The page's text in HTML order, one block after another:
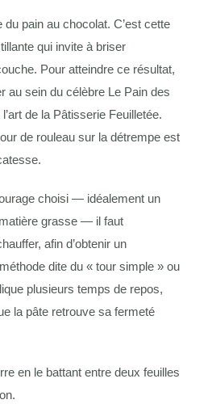
du pain au chocolat. C’est cette
qui invite à briser
Pour atteindre ce résultat,
au sein du célèbre Le Pain des
de la Pâtisserie Feuilletée.
de rouleau sur la détrempe est
choisi — idéalement un
grasse — il faut
afin d’obtenir un
dite du « tour simple » ou
plusieurs temps de repos,
la pâte retrouve sa fermeté
en le battant entre deux feuilles